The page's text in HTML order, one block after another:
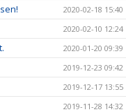
2020-02-18 15:40
2020-02-10 12:24
2020-01-20 09:39
2019-12-23 09:42
2019-12-17 13:55
2019-11-28 14:32